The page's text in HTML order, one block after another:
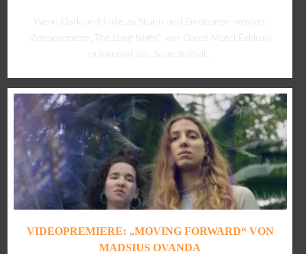
Wenn Dark und Indie zu Sturm und Emotionen werden:
Videopremiere „The Long Night“ von Ghost Motel Exklusiv
präsentiert das Soundkartell...
VIDEOPREMIERE: „MOVING FORWARD“ VON
MADSIUS OVANDA